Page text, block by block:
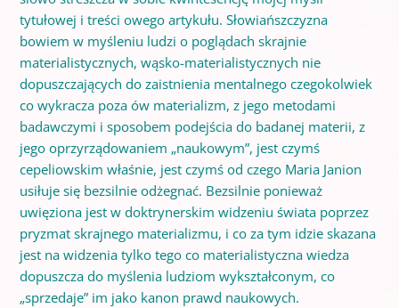
tytułowej i treści owego artykułu. Słowiańszczyzna
bowiem w myśleniu ludzi o poglądach skrajnie
materialistycznych, wąsko-materialistycznych nie
dopuszczających do zaistnienia mentalnego czegokolwiek
co wykracza poza ów materializm, z jego metodami
badawczymi i sposobem podejścia do badanej materii, z
jego oprzyrządowaniem „naukowym”, jest czymś
cepeliowskim właśnie, jest czymś od czego Maria Janion
usiłuje się bezsilnie odżegnać. Bezsilnie ponieważ
uwięziona jest w doktrynerskim widzeniu świata poprzez
pryzmat skrajnego materializmu, i co za tym idzie skazana
jest na widzenia tylko tego co materialistyczna wiedza
dopuszcza do myślenia ludziom wykształconym, co
„sprzedaje” im jako kanon prawd naukowych.